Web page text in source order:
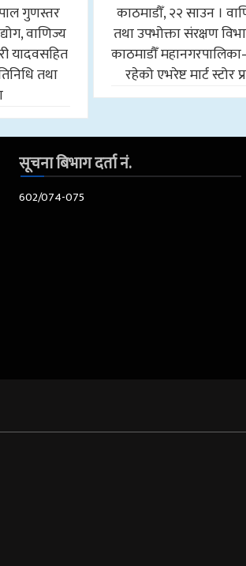
गुणस्तर
वाणिज्य
यादवसहित
तथा
काठमाडौँ, २२ साउन ।
तथा उपभोक्ता संरक्षण
काठमाडौँ
रहेको एभरेष्ट मार्ट स्टोर
सूचना बिभाग दर्ता नं.
602/074-075